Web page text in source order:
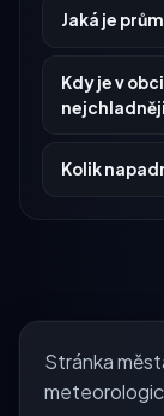
Jaká je
Kdy je v
Kolik
Stránka